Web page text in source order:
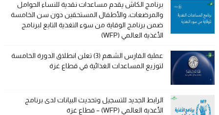
برنامج الكاش يقدم مساعدات نقدية للنساء الحوامل
والمرضعات، والأطفال المستحقين دون سن الخامسة
ضمن برنامج الوقاية من سوء التغذية التابع لبرنامج
الأغذية العالمي (WFP)
عملية الفارس الشهم (3) تعلن انطلاق الدورة الخامسة
لتوزيع المساعدات الغذائية في قطاع غزة
الرابط الجديد للتسجيل وتحديث البيانات لدى برنامج
الأغذية العالمي (WFP) – قطاع غزة